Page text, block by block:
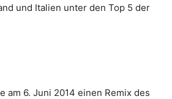
und Italien unter den Top 5 der
am 6. Juni 2014 einen Remix des